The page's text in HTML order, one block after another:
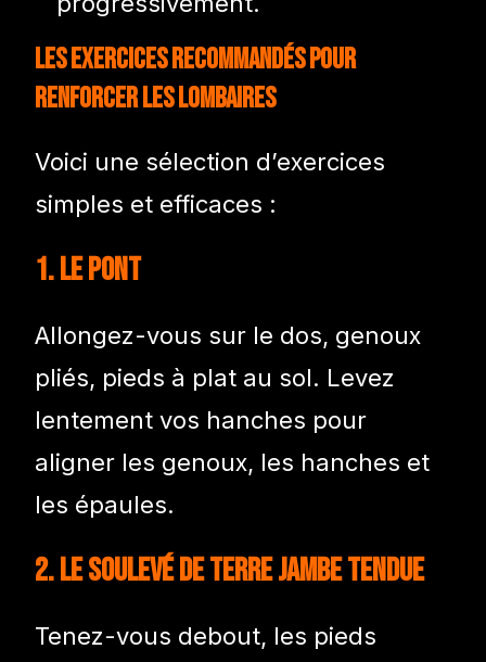
Les exercices recommandés pour
renforcer les lombaires
Voici une sélection d’exercices
simples et efficaces :
1. Le Pont
Allongez-vous sur le dos, genoux
pliés, pieds à plat au sol. Levez
lentement vos hanches pour
aligner les genoux, les hanches et
les épaules.
2. Le Soulevé de Terre Jambe Tendue
Tenez-vous debout, les pieds